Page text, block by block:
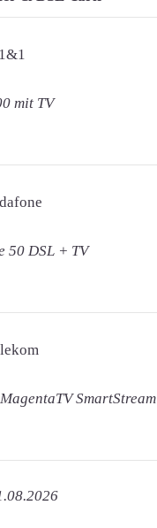
mit TV
50 DSL + TV
SmartStream